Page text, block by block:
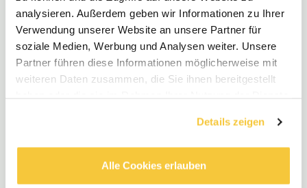
analysieren. Außerdem geben wir Informationen zu Ihrer
Verwendung unserer Website an unsere Partner für
soziale Medien, Werbung und Analysen weiter. Unsere
Partner führen diese Informationen möglicherweise mit
weiteren Daten zusammen, die Sie ihnen bereitgestellt
Details zeigen
Alle Cookies erlauben
0 Stellenangebote